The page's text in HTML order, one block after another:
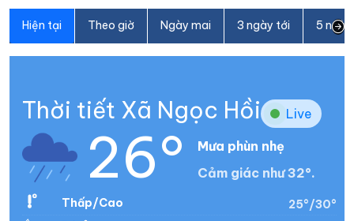
Hiện tại Theo giờ Ngày mai 3 ngày tới 5
Thời tiết Xã Ngọc Hồi Live
26°
Mưa phùn nhẹ
Cảm giác như 32°.
Thấp/Cao
25°/30°